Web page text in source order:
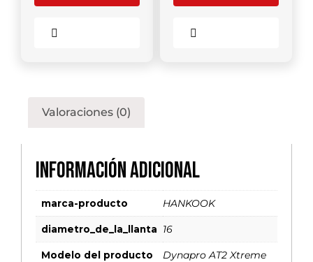
Valoraciones (0)
Información adicional
marca-producto HANKOOK
diametro_de_la_llanta 16
Modelo del producto
Dynapro AT2 Xtreme